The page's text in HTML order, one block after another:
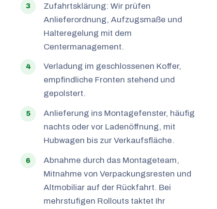
Zufahrtsklärung: Wir prüfen
Anlieferordnung, Aufzugsmaße und
Halteregelung mit dem
Centermanagement.
Verladung im geschlossenen Koffer,
empfindliche Fronten stehend und
gepolstert.
Anlieferung ins Montagefenster, häufig
nachts oder vor Ladenöffnung, mit
Hubwagen bis zur Verkaufsfläche.
Abnahme durch das Montageteam,
Mitnahme von Verpackungsresten und
Altmobiliar auf der Rückfahrt. Bei
mehrstufigen Rollouts taktet Ihr